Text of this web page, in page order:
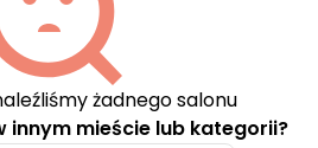
żadnego salonu
innym mieście lub kategorii?